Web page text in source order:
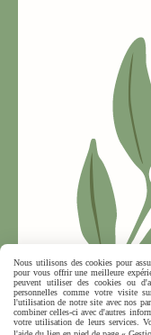
Nous utilisons des cookies pour
pour vous offrir une meilleure
peuvent utiliser des cookies ou
personnelles comme votre visite
l'utilisation de notre site avec nos
combiner celles-ci avec d'autres
votre utilisation de leurs services.